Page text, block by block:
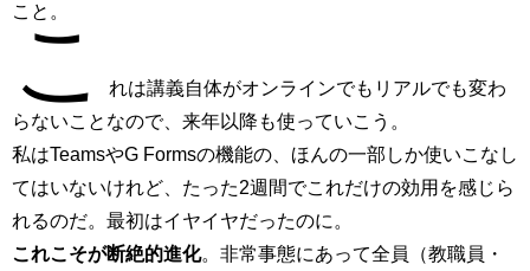
こと。
こ
れは講義自体がオンラインでもリアルでも変わ
らないことなので、来年以降も使っていこう。
私はTeamsやG Formsの機能の、ほんの一部しか使いこなし
てはいないけれど、たった2週間でこれだけの効用を感じら
れるのだ。最初はイヤイヤだったのに。
これこそが断絶的進化。非常事態にあって全員（教職員・